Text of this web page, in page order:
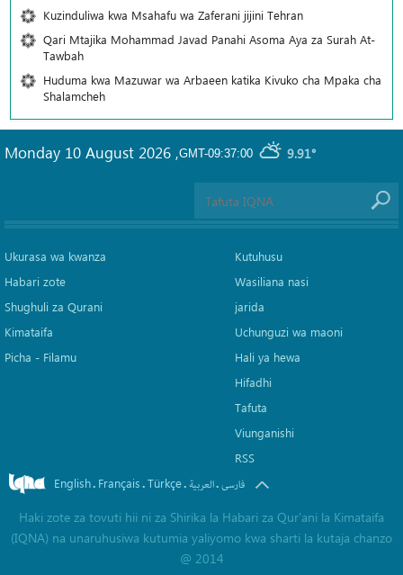
Kuzinduliwa kwa Msahafu wa Zaferani jijini Tehran
Qari Mtajika Mohammad Javad Panahi Asoma Aya za Surah At-
Tawbah
Huduma kwa Mazuwar wa Arbaeen katika Kivuko cha Mpaka cha
Shalamcheh
GMT-09:37:00 9.91°
Monday 10 August 2026 ,
Ukurasa wa kwanza
Habari zote
Shughuli za Qurani
Kimataifa
Picha‎ - Filamu‎
Kutuhusu
Wasiliana nasi
jarida
Uchunguzi wa maoni
Hali ya hewa
Hifadhi
Tafuta
Viunganishi
RSS
English. Français.Türkçe. العربیة.فارسی
Haki zote za tovuti hii ni za Shirika la Habari za Qur'ani la Kimataifa
(IQNA) na unaruhusiwa kutumia yaliyomo kwa sharti la kutaja chanzo
@ 2014